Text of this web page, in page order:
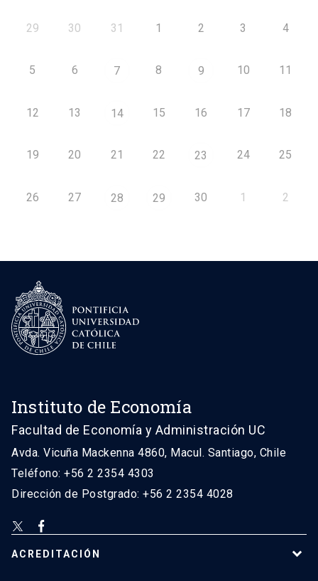
29 30 31 1 2 3 4
5 6 7 8 9 10 11
12 13 14 15 16 17 18
19 20 21 22 23 24 25
26 27 28 29 30 1 2
Instituto de Economía
Facultad de Economía y Administración UC
Avda. Vicuña Mackenna 4860, Macul. Santiago, Chile
Teléfono: +56 2 2354 4303
Dirección de Postgrado: +56 2 2354 4028
ACREDITACIÓN